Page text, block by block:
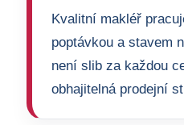
Kvalitní makléř
poptávkou a stavem
není slib za každou
obhajitelná prodejní